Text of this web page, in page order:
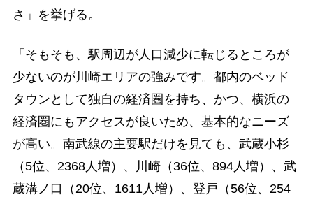
さ」を挙げる。
「そもそも、駅周辺が人口減少に転じるところが
少ないのが川崎エリアの強みです。都内のベッド
タウンとして独自の経済圏を持ち、かつ、横浜の
経済圏にもアクセスが良いため、基本的なニーズ
が高い。南武線の主要駅だけを見ても、武蔵小杉
（5位、2368人増）、川崎（36位、894人増）、武
蔵溝ノ口（20位、1611人増）、登戸（56位、254